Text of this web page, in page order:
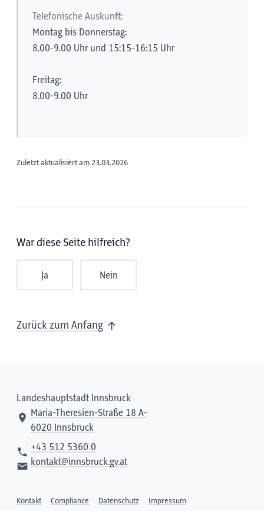
Telefonische Auskunft:
Montag bis Donnerstag:
8.00-9.00 Uhr und 15:15-16:15 Uhr
Freitag:
8.00-9.00 Uhr
Zuletzt aktualisiert am 23.03.2026
War diese Seite hilfreich?
Ja Nein
Zurück zum Anfang
Landeshauptstadt Innsbruck
Maria-Theresien-Straße 18 A-
6020 Innsbruck
+43 512 5360 0
kontakt@innsbruck.gv.at
Kontakt Compliance Datenschutz Impressum